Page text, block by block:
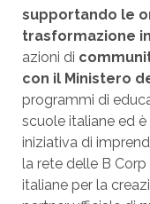
supportando le
trasformazione
azioni di
con il Ministero
programmi di
scuole italiane ed
iniziativa di
la rete delle B
italiane per la